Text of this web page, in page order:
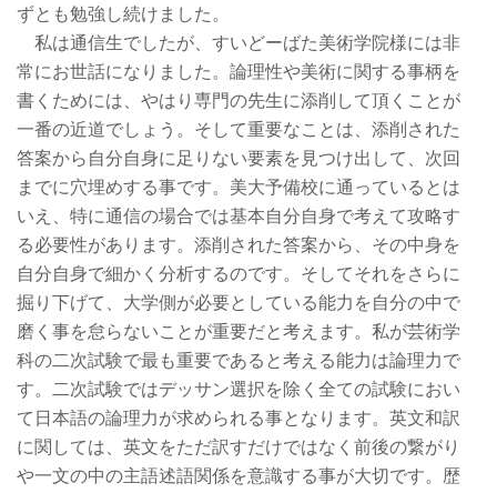
ずとも勉強し続けました。
私は通信生でしたが、すいどーばた美術学院様には非
常にお世話になりました。論理性や美術に関する事柄を
書くためには、やはり専門の先生に添削して頂くことが
一番の近道でしょう。そして重要なことは、添削された
答案から自分自身に足りない要素を見つけ出して、次回
までに穴埋めする事です。美大予備校に通っているとは
いえ、特に通信の場合では基本自分自身で考えて攻略す
る必要性があります。添削された答案から、その中身を
自分自身で細かく分析するのです。そしてそれをさらに
掘り下げて、大学側が必要としている能力を自分の中で
磨く事を怠らないことが重要だと考えます。私が芸術学
科の二次試験で最も重要であると考える能力は論理力で
す。二次試験ではデッサン選択を除く全ての試験におい
て日本語の論理力が求められる事となります。英文和訳
に関しては、英文をただ訳すだけではなく前後の繋がり
や一文の中の主語述語関係を意識する事が大切です。歴